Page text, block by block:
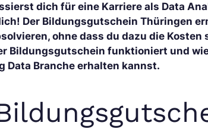
dich für eine Karriere als Data
Der Bildungsgutschein Thüringen
ohne dass du dazu die Kosten
Bildungsgutschein funktioniert und
Data Branche erhalten kannst.